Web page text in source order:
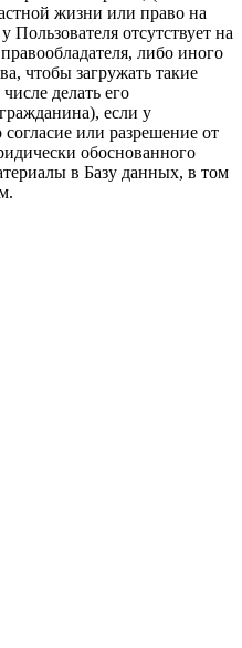
жизни или право на
отсутствует на
либо иного
чтобы загружать такие
делать его
если у
согласие или разрешение от
обоснованного
в Базу данных, в том